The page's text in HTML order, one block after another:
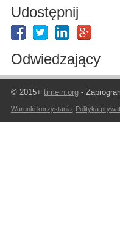
Udostępnij
Odwiedzający
© 2015+ timein.org-
Warunki korzystania, Polityka